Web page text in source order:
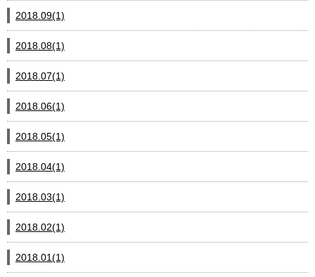
2018.09(1)
2018.08(1)
2018.07(1)
2018.06(1)
2018.05(1)
2018.04(1)
2018.03(1)
2018.02(1)
2018.01(1)